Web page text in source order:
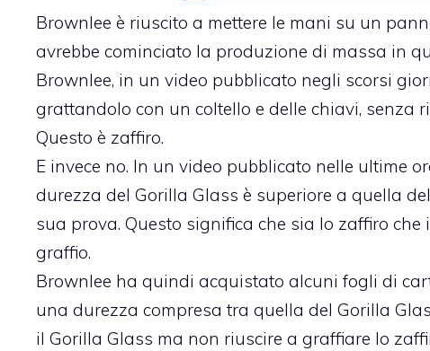
Brownlee è riuscito a mettere le mani su un
avrebbe cominciato la produzione di massa in
Brownlee, in un video pubblicato negli scorsi
grattandolo con un coltello e delle chiavi, senza
Questo è zaffiro.
E invece no. In un video pubblicato nelle ultime
durezza del Gorilla Glass è superiore a quella
sua prova. Questo significa che sia lo zaffiro
graffio.
Brownlee ha quindi acquistato alcuni fogli di
una durezza compresa tra quella del Gorilla
il Gorilla Glass ma non riuscire a graffiare lo